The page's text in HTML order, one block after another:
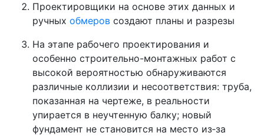
Проектировщики на основе этих данных и
ручных обмеров создают планы и разрезы
На этапе рабочего проектирования и
особенно строительно-монтажных работ с
высокой вероятностью обнаруживаются
различные коллизии и несоответствия: труба,
показанная на чертеже, в реальности
упирается в неучтенную балку; новый
фундамент не становится на место из‑за